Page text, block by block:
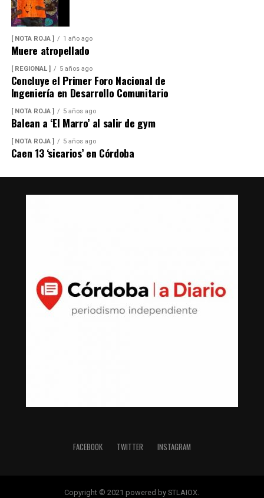
[ NOTA ROJA ] 1 año ago
Muere atropellado
[ REGIONAL ] 5 años ago
Concluye el Primer Foro Nacional de
Ingeniería en Desarrollo Comunitario
[ NOTA ROJA ] 5 años ago
Balean a ‘El Marro’ al salir de gym
[ NOTA ROJA ] 5 años ago
Caen 13 ‘sicarios’ en Córdoba
FACEBOOK TWITTER INSTAGRAM
Copyright © 2021 powered by STLAIOX.